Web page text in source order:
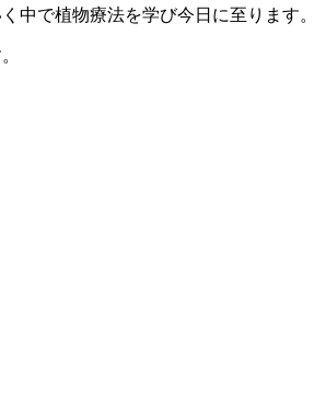
中で植物療法を学び今日に至ります。